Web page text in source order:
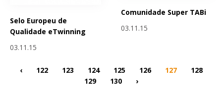
Selo Europeu de
Qualidade eTwinning
03.11.15
Comunidade Super TABi
03.11.15
‹ 122 123 124 125 126 127
128
129
130 ›